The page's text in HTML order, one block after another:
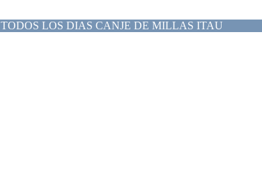
TODOS LOS DIAS CANJE DE MILLAS ITAU